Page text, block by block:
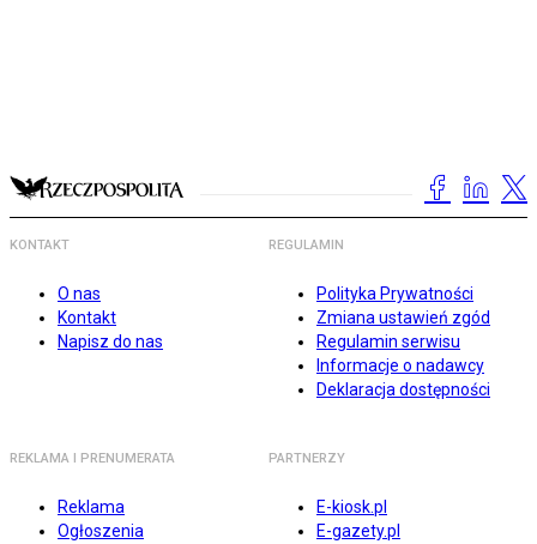
KONTAKT
O nas
Kontakt
Napisz do nas
REGULAMIN
Polityka Prywatności
Zmiana ustawień zgód
Regulamin serwisu
Informacje o nadawcy
Deklaracja dostępności
REKLAMA I PRENUMERATA
Reklama
Ogłoszenia
PARTNERZY
E-kiosk.pl
E-gazety.pl